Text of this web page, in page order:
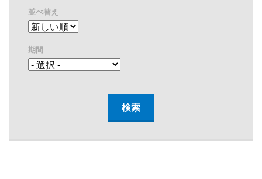
並べ替え
期間